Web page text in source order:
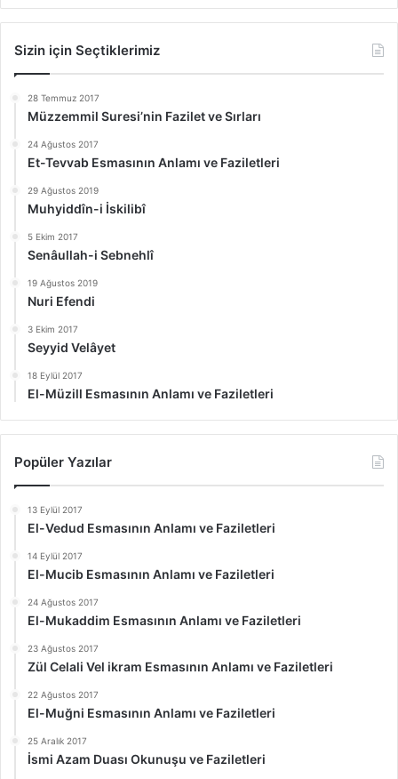
Sizin için Seçtiklerimiz
28 Temmuz 2017
Müzzemmil Suresi’nin Fazilet ve Sırları
24 Ağustos 2017
Et-Tevvab Esmasının Anlamı ve Faziletleri
29 Ağustos 2019
Muhyiddîn-i İskilibî
5 Ekim 2017
Senâullah-i Sebnehlî
19 Ağustos 2019
Nuri Efendi
3 Ekim 2017
Seyyid Velâyet
18 Eylül 2017
El-Müzill Esmasının Anlamı ve Faziletleri
Popüler Yazılar
13 Eylül 2017
El-Vedud Esmasının Anlamı ve Faziletleri
14 Eylül 2017
El-Mucib Esmasının Anlamı ve Faziletleri
24 Ağustos 2017
El-Mukaddim Esmasının Anlamı ve Faziletleri
23 Ağustos 2017
Zül Celali Vel ikram Esmasının Anlamı ve Faziletleri
22 Ağustos 2017
El-Muğni Esmasının Anlamı ve Faziletleri
25 Aralık 2017
İsmi Azam Duası Okunuşu ve Faziletleri